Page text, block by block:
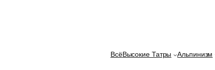
ВсёВысокие Татры Альпинизм